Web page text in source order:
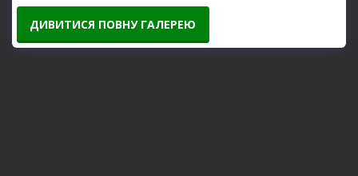
ДИВИТИСЯ ПОВНУ ГАЛЕРЕЮ